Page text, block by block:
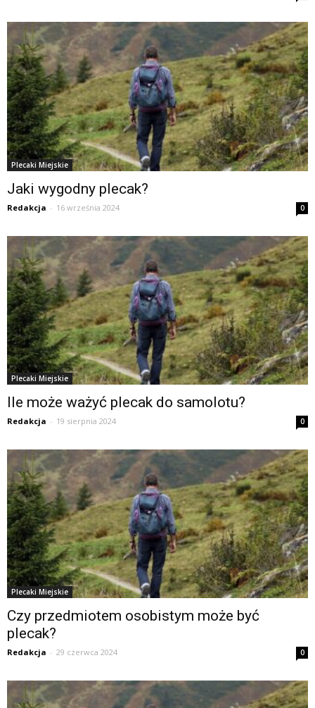
Plecaki Miejskie
Jaki wygodny plecak?
Redakcja - 16 września 2024 0
Plecaki Miejskie
Ile może ważyć plecak do samolotu?
Redakcja - 19 sierpnia 2024 0
Plecaki Miejskie
Czy przedmiotem osobistym może być
plecak?
Redakcja - 29 czerwca 2024 0